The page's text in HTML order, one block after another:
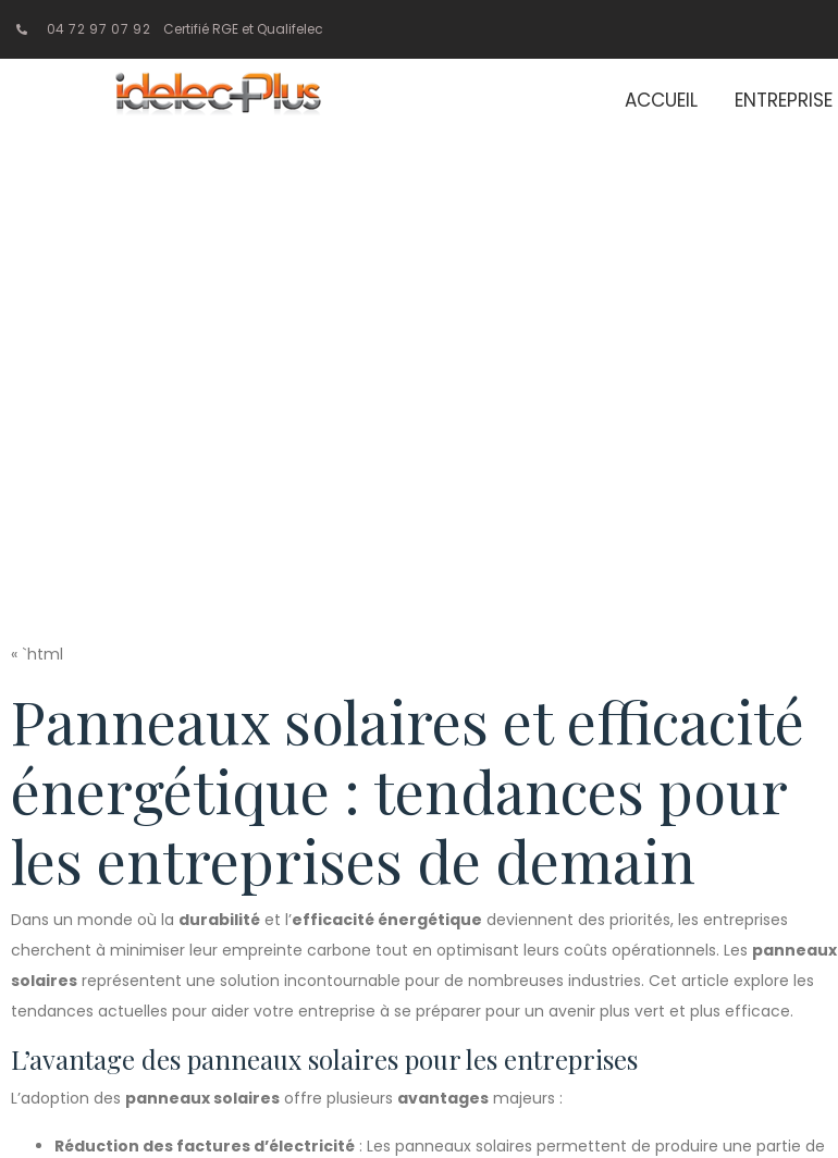
04 72 97 07 92 Certifié RGE et Qualifelec
ACCUEIL ENTREPRISE
« `html
Panneaux solaires et efficacité
énergétique : tendances pour
les entreprises de demain
Dans un monde où la durabilité et l’efficacité énergétique deviennent des priorités, les entreprises
cherchent à minimiser leur empreinte carbone tout en optimisant leurs coûts opérationnels. Les panneaux
solaires représentent une solution incontournable pour de nombreuses industries. Cet article explore les
tendances actuelles pour aider votre entreprise à se préparer pour un avenir plus vert et plus efficace.
L’avantage des panneaux solaires pour les entreprises
L’adoption des panneaux solaires offre plusieurs avantages majeurs :
Réduction des factures d’électricité : Les panneaux solaires permettent de produire une partie de